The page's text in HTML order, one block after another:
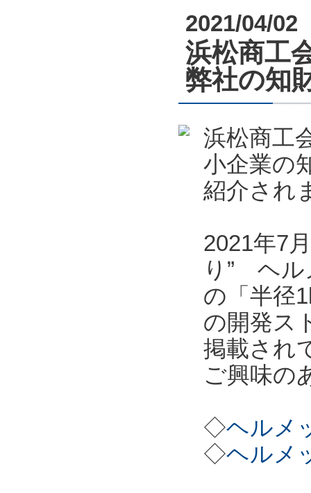
2021/04/02
浜松商工
弊社の知
浜松商工
小企業の
紹介され
2021年7
り” ヘル
の「半径
の開発ス
掲載され
ご興味の
◇ヘルメ
◇ヘルメ